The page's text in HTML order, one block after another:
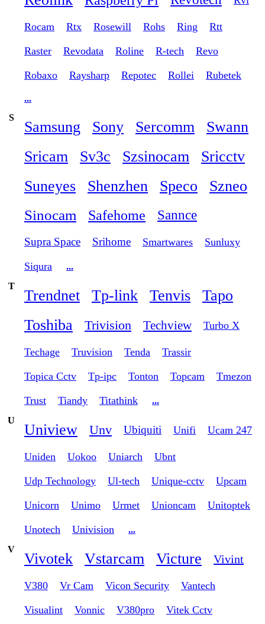
Rocam Rtx Rosewill Rohs Ring Rtt
Raster Revodata Roline R-tech Revo
Robaxo Raysharp Repotec Rollei Rubetek
...
S
Samsung Sony Sercomm
Swann
Sricam
Sv3c Szsinocam
Sricctv
Suneyes
Shenzhen Speco Szneo
Sinocam Safehome Sannce
Supra Space Srihome Smartwares Sunluxy
Siqura
...
T
Trendnet Tp-link Tenvis
Tapo
Toshiba
Trivision Techview Turbo X
Techage Truvision Tenda Trassir
Topica Cctv Tp-ipc Tonton Topcam Tmezon
Trust Tiandy Titathink
...
U
Uniview Unv Ubiquiti Unifi Ucam 247
Uniden Uokoo Uniarch Ubnt
Udp Technology Ul-tech Unique-cctv Upcam
Unicorn Unimo Urmet Unioncam Unitoptek
Unotech Univision
...
V
Vivotek Vstarcam Victure Vivint
V380 Vr Cam Vicon Security Vantech
Visualint Vonnic V380pro Vitek Cctv